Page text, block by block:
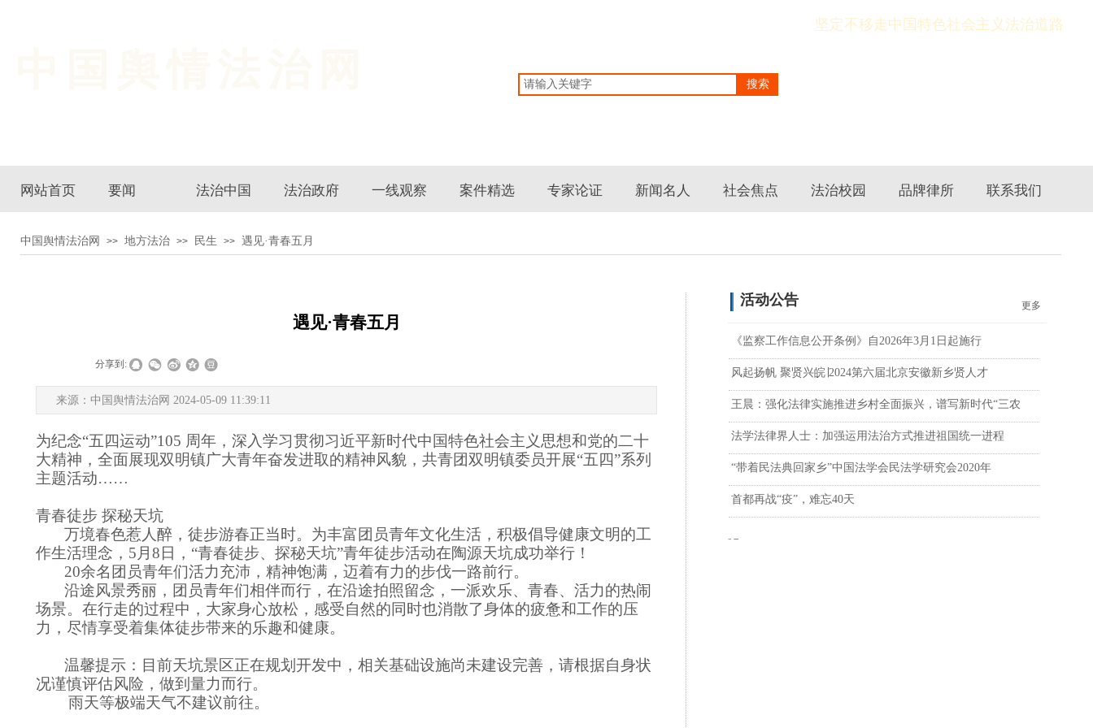
搜索
坚定不移走中国特色社会主义法治道路
网站首页 要闻 法治中国 法治政府 一线观察 案件精选 专家论证 新闻名人 社会焦点 法治校园 品牌律所 联系我们
中国舆情法治网 >> 地方法治 >> 民生 >> 遇见·青春五月
活动公告
遇见·青春五月
分享到:
来源：中国舆情法治网 2024-05-09 11:39:11
为纪念“五四运动”105 周年， 深入学习贯彻习近平新时代中国特色社会主义思想和党的二十
大精神，全面展现双明镇广大青年奋发进取的精神风貌，共青团双明镇委员开展“五四”系列
主题活动……
青春徒步 探秘天坑
万境春色惹人醉，徒步游春正当时。为丰富团员青年文化生活，积极倡导健康文明的工
作生活理念， 5月8日，“青春徒步、探秘天坑”青年徒步活动在陶源天坑成功举行！
20余名团员青年们活力充沛，精神饱满，迈着有力的步伐一路前行。
沿途风景秀丽，团员青年们相伴而行，在沿途拍照留念，一派欢乐、青春、活力的热闹
场景。在行走的过程中，大家身心放松，感受自然的同时也消散了身体的疲惫和工作的压
力，尽情享受着集体徒步带来的乐趣和健康。
温馨提示：目前天坑景区正在规划开发中，相关基础设施尚未建设完善，请根据自身状
况谨慎评估风险，做到量力而行。
雨天等极端天气不建议前往。
更多
《监察工作信息公开条例》自2026年3月1日起施行
风起扬帆 聚贤兴皖∣2024第六届北京安徽新乡贤人才
王晨：强化法律实施推进乡村全面振兴，谱写新时代“三农
法学法律界人士：加强运用法治方式推进祖国统一进程
“带着民法典回家乡”中国法学会民法学研究会2020年
首都再战“疫”，难忘40天